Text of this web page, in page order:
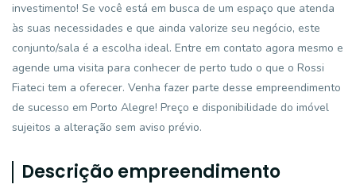
investimento! Se você está em busca de um espaço que atenda
às suas necessidades e que ainda valorize seu negócio, este
conjunto/sala é a escolha ideal. Entre em contato agora mesmo e
agende uma visita para conhecer de perto tudo o que o Rossi
Fiateci tem a oferecer. Venha fazer parte desse empreendimento
de sucesso em Porto Alegre! Preço e disponibilidade do imóvel
sujeitos a alteração sem aviso prévio.
Descrição empreendimento